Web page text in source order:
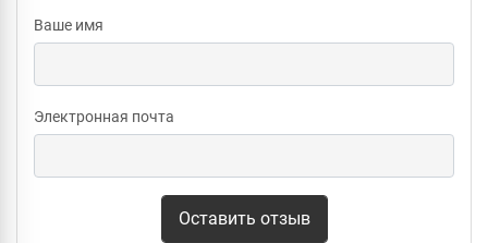
Ваше имя
Электронная почта
Оставить отзыв